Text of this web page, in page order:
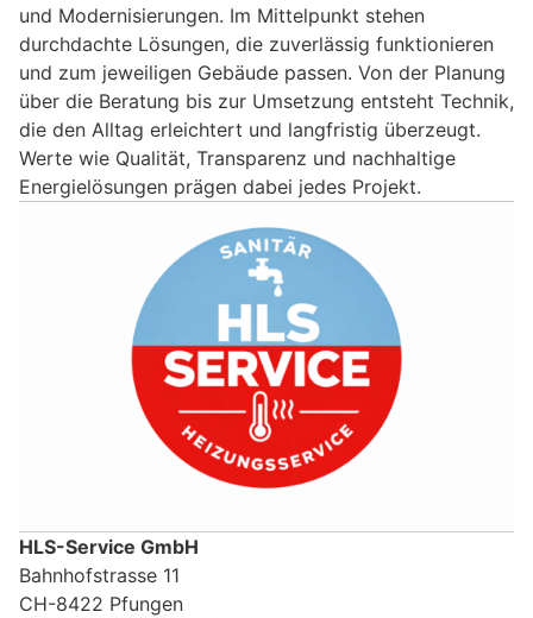
und Modernisierungen. Im Mittelpunkt stehen
durchdachte Lösungen, die zuverlässig funktionieren
und zum jeweiligen Gebäude passen. Von der Planung
über die Beratung bis zur Umsetzung entsteht Technik,
die den Alltag erleichtert und langfristig überzeugt.
Werte wie Qualität, Transparenz und nachhaltige
Energielösungen prägen dabei jedes Projekt.
HLS-Service GmbH
Bahnhofstrasse 11
CH-8422 Pfungen